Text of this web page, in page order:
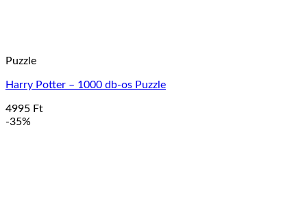
Puzzle
Harry Potter – 1000 db-os Puzzle
4995 Ft
-35%